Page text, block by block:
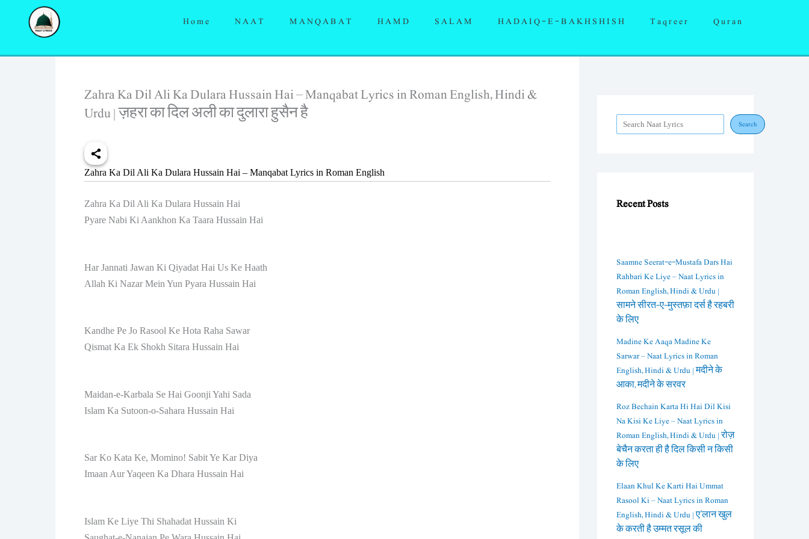
Home NAAT MANQABAT HAMD SALAM HADAIQ-E-BAKHSHISH Taqreer Quran
Zahra Ka Dil Ali Ka Dulara Hussain Hai – Manqabat Lyrics in Roman English, Hindi &
Urdu | ज़हरा का दिल अली का दुलारा हुसैन है
Zahra Ka Dil Ali Ka Dulara Hussain Hai – Manqabat Lyrics in Roman English
Zahra Ka Dil Ali Ka Dulara Hussain Hai
Pyare Nabi Ki Aankhon Ka Taara Hussain Hai
Har Jannati Jawan Ki Qiyadat Hai Us Ke Haath
Allah Ki Nazar Mein Yun Pyara Hussain Hai
Kandhe Pe Jo Rasool Ke Hota Raha Sawar
Qismat Ka Ek Shokh Sitara Hussain Hai
Maidan-e-Karbala Se Hai Goonji Yahi Sada
Islam Ka Sutoon-o-Sahara Hussain Hai
Sar Ko Kata Ke, Momino! Sabit Ye Kar Diya
Imaan Aur Yaqeen Ka Dhara Hussain Hai
Islam Ke Liye Thi Shahadat Hussain Ki
e
Search
Recent Posts
Saamne Seerat-e-Mustafa Dars Hai
Rahbari Ke Liye – Naat Lyrics in
Roman English, Hindi & Urdu |
सामने सीरत-ए-मुस्तफ़ा दर्स है रहबरी
के लिए
Madine Ke Aaqa Madine Ke
Sarwar – Naat Lyrics in Roman
English, Hindi & Urdu | मदीने के
आका, मदीने के सरवर
Roz Bechain Karta Hi Hai Dil Kisi
Na Kisi Ke Liye – Naat Lyrics in
Roman English, Hindi & Urdu | रोज़
बेचैन करता ही है दिल किसी न किसी
के लिए
Elaan Khul Ke Karti Hai Ummat
Rasool Ki – Naat Lyrics in Roman
English, Hindi & Urdu | ए’लान खुल
के करती है उम्मत रसूल की